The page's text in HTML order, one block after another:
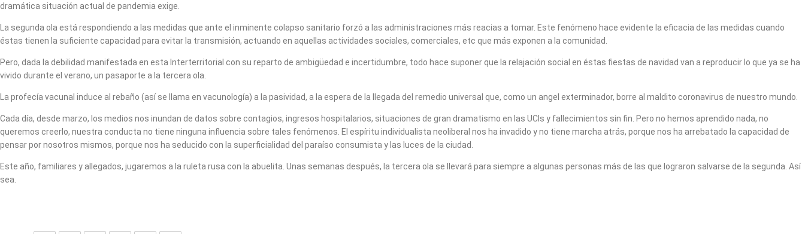
dramática situación actual de pandemia exige.
La segunda ola está respondiendo a las medidas que ante el inminente colapso sanitario forzó a las administraciones más reacias a tomar. Este fenómeno hace evidente la eficacia de las medidas cuando
éstas tienen la suficiente capacidad para evitar la transmisión, actuando en aquellas actividades sociales, comerciales, etc que más exponen a la comunidad.
Pero, dada la debilidad manifestada en esta Interterritorial con su reparto de ambigüedad e incertidumbre, todo hace suponer que la relajación social en éstas fiestas de navidad van a reproducir lo que ya se ha
vivido durante el verano, un pasaporte a la tercera ola.
La profecía vacunal induce al rebaño (así se llama en vacunología) a la pasividad, a la espera de la llegada del remedio universal que, como un angel exterminador, borre al maldito coronavirus de nuestro mundo.
Cada día, desde marzo, los medios nos inundan de datos sobre contagios, ingresos hospitalarios, situaciones de gran dramatismo en las UCIs y fallecimientos sin fin. Pero no hemos aprendido nada, no
queremos creerlo, nuestra conducta no tiene ninguna influencia sobre tales fenómenos. El espíritu individualista neoliberal nos ha invadido y no tiene marcha atrás, porque nos ha arrebatado la capacidad de
pensar por nosotros mismos, porque nos ha seducido con la superficialidad del paraíso consumista y las luces de la ciudad.
Este año, familiares y allegados, jugaremos a la ruleta rusa con la abuelita. Unas semanas después, la tercera ola se llevará para siempre a algunas personas más de las que lograron salvarse de la segunda. Así
sea.